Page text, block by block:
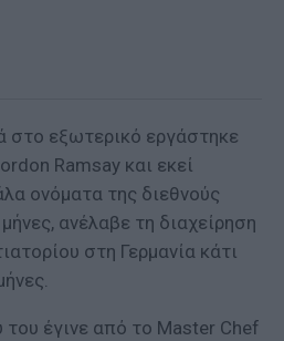
στο εξωτερικό εργάστηκε
Ramsay και εκεί
ονόματα της διεθνούς
ανέλαβε τη διαχείρηση
στη Γερμανία κάτι
έγινε από το Master Chef